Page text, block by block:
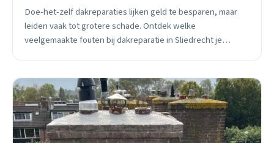
Doe-het-zelf dakreparaties lijken geld te besparen, maar
leiden vaak tot grotere schade. Ontdek welke
veelgemaakte fouten bij dakreparatie in Sliedrecht je